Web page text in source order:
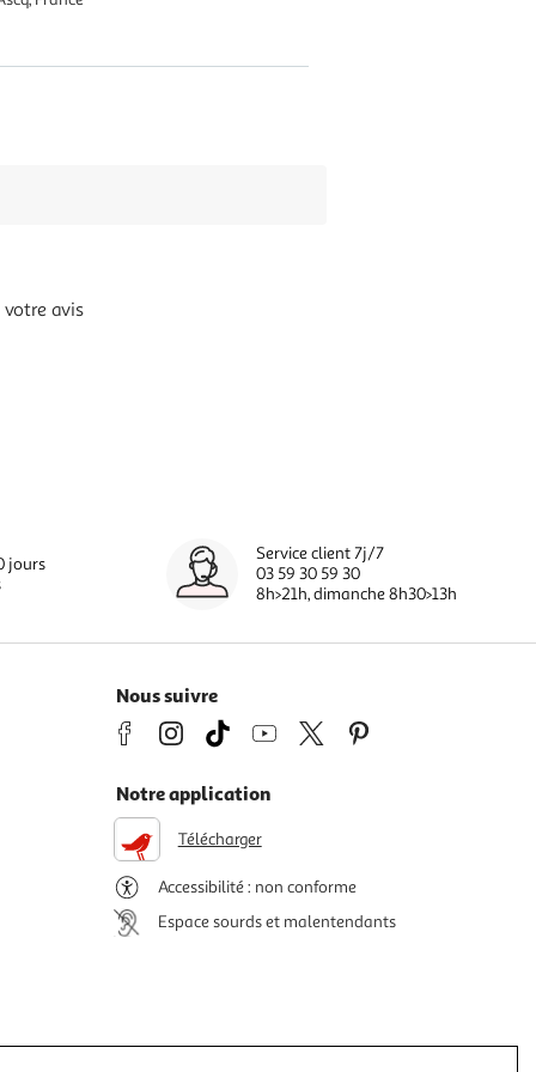
avis
jours
Service client 7j/7
03 59 30 59 30
8h>21h, dimanche 8h30>13h
Nous suivre
Notre application
Télécharger
Accessibilité : non conforme
Espace sourds et malentendants